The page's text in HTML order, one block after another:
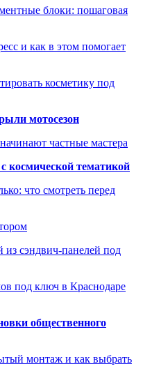
блоки: пошаговая
и как в этом помогает
косметику под
мотосезон
частные мастера
космической тематикой
что смотреть перед
из сэндвич-панелей под
под ключ в Краснодаре
общественного
монтаж и как выбрать